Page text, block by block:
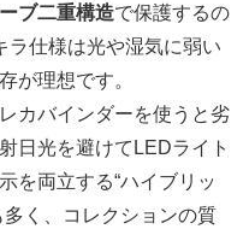
ブ二重構造で保護するの
ラ仕様は光や湿気に弱い
が理想です。
カバインダーを使うと劣
日光を避けてLEDライト
を両立する“ハイブリッ
多く、コレクションの質